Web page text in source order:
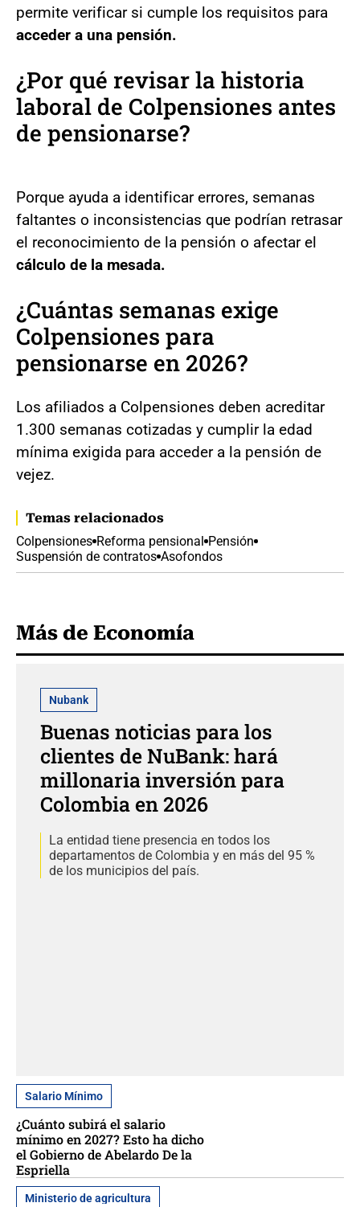
permite verificar si cumple los requisitos para
acceder a una pensión.
¿Por qué revisar la historia
laboral de Colpensiones antes
de pensionarse?
Porque ayuda a identificar errores, semanas
faltantes o inconsistencias que podrían retrasar
el reconocimiento de la pensión o afectar el
cálculo de la mesada.
¿Cuántas semanas exige
Colpensiones para
pensionarse en 2026?
Los afiliados a Colpensiones deben acreditar
1.300 semanas cotizadas y cumplir la edad
mínima exigida para acceder a la pensión de
vejez.
Temas relacionados
Colpensiones Reforma pensional Pensión
Suspensión de contratos Asofondos
Más de Economía
Nubank
Buenas noticias para los
clientes de NuBank: hará
millonaria inversión para
Colombia en 2026
La entidad tiene presencia en todos los
departamentos de Colombia y en más del 95 %
de los municipios del país.
Salario Mínimo
¿Cuánto subirá el salario
mínimo en 2027? Esto ha dicho
el Gobierno de Abelardo De la
Espriella
Ministerio de agricultura